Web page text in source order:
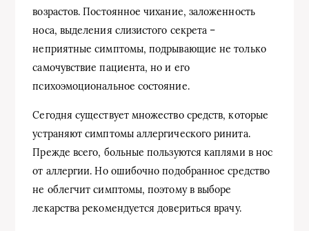
возрастов. Постоянное чихание, заложенность
носа, выделения слизистого секрета –
неприятные симптомы, подрывающие не только
самочувствие пациента, но и его
психоэмоциональное состояние.
Сегодня существует множество средств, которые
устраняют симптомы аллергического ринита.
Прежде всего, больные пользуются каплями в нос
от аллергии. Но ошибочно подобранное средство
не облегчит симптомы, поэтому в выборе
лекарства рекомендуется довериться врачу.